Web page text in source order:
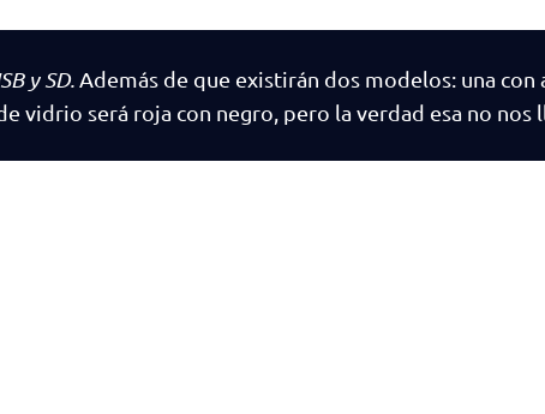
y SD. Además de que existirán dos modelos: una con
vidrio será roja con negro, pero la verdad esa no nos